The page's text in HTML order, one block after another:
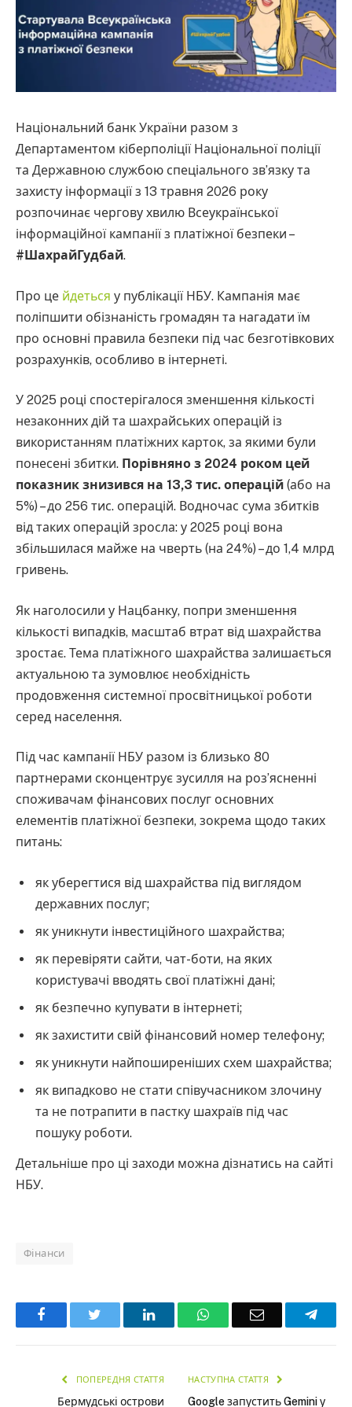
Національний банк України разом з
Департаментом кіберполіції Національної поліції
та Державною службою спеціального зв’язку та
захисту інформації з 13 травня 2026 року
розпочинає чергову хвилю Всеукраїнської
інформаційної кампанії з платіжної безпеки –
#ШахрайГудбай.
Про це йдеться у публікації НБУ. Кампанія має
поліпшити обізнаність громадян та нагадати їм
про основні правила безпеки під час безготівкових
розрахунків, особливо в інтернеті.
У 2025 році спостерігалося зменшення кількості
незаконних дій та шахрайських операцій із
використанням платіжних карток, за якими були
понесені збитки. Порівняно з 2024 роком цей
показник знизився на 13,3 тис. операцій (або на
5%) – до 256 тис. операцій. Водночас сума збитків
від таких операцій зросла: у 2025 році вона
збільшилася майже на чверть (на 24%) – до 1,4 млрд
гривень.
Як наголосили у Нацбанку, попри зменшення
кількості випадків, масштаб втрат від шахрайства
зростає. Тема платіжного шахрайства залишається
актуальною та зумовлює необхідність
продовження системної просвітницької роботи
серед населення.
Під час кампанії НБУ разом із близько 80
партнерами сконцентрує зусилля на роз’ясненні
споживачам фінансових послуг основних
елементів платіжної безпеки, зокрема щодо таких
питань:
як уберегтися від шахрайства під виглядом
державних послуг;
як уникнути інвестиційного шахрайства;
як перевіряти сайти, чат-боти, на яких
користувачі вводять свої платіжні дані;
як безпечно купувати в інтернеті;
як захистити свій фінансовий номер телефону;
як уникнути найпоширеніших схем шахрайства;
як випадково не стати співучасником злочину
та не потрапити в пастку шахраїв під час
пошуку роботи.
Детальніше про ці заходи можна дізнатись на сайті
НБУ.
Фінанси
Facebook LinkedInWhatsAppEmail
ПОПЕРЕДНЯ СТАТТЯ
Бермудські острови
НАСТУПНА СТАТТЯ
Google запустить Gemini у